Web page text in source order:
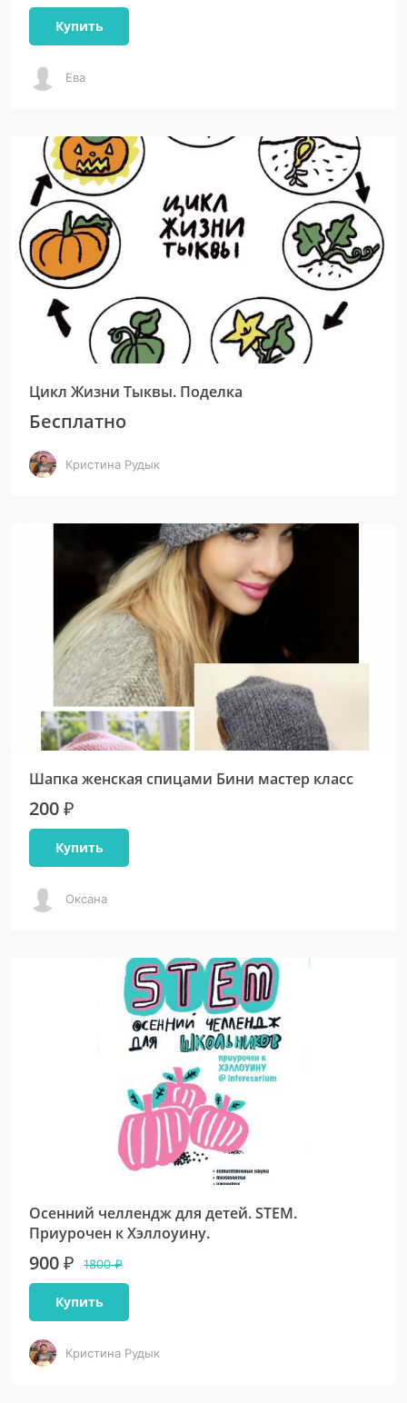
Купить
Ева
Цикл Жизни Тыквы. Поделка
Бесплатно
Кристина Рудык
Шапка женская спицами Бини мастер класс
200 ₽
Купить
Оксана
Осенний челлендж для детей. STEM.
Приурочен к Хэллоуину.
900 ₽ 1800 ₽
Купить
Кристина Рудык